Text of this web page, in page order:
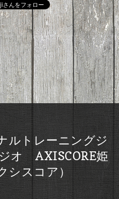
ルトレーニングジ
オ AXISCORE姫
シスコア）